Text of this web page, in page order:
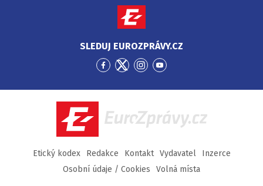
SLEDUJ EUROZPRÁVY.CZ
Přejít
Facebook
Přejít
Twitter
Přejít
Instagram
Přejít
YouTube
EuroZprávy.cz
Etický kodex Redakce Kontakt Vydavatel
Inzerce
Osobní údaje / Cookies
Volná místa